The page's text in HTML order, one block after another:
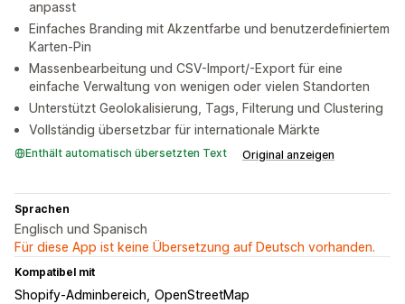
anpasst
Einfaches Branding mit Akzentfarbe und benutzerdefiniertem
Karten-Pin
Massenbearbeitung und CSV-Import/-Export für eine
einfache Verwaltung von wenigen oder vielen Standorten
Unterstützt Geolokalisierung, Tags, Filterung und Clustering
Vollständig übersetzbar für internationale Märkte
Enthält automatisch übersetzten Text Original anzeigen
Sprachen
Englisch und Spanisch
Für diese App ist keine Übersetzung auf Deutsch vorhanden.
Kompatibel mit
Shopify-Adminbereich OpenStreetMap